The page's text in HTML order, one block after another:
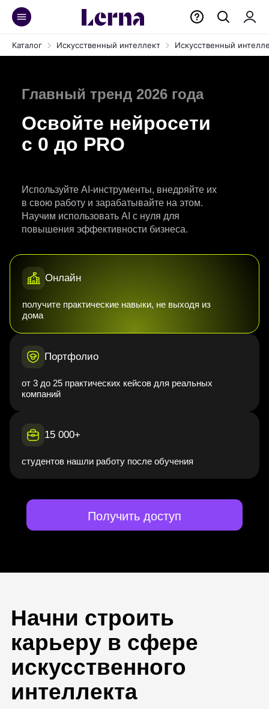
Каталог Искусственный интеллект Искусственный
Главный тренд 2026 года
Освойте нейросети
с 0 до PRO
Используйте AI-инструменты, внедряйте их
в свою работу и зарабатывайте на этом.
Научим использовать AI с нуля для
повышения эффективности бизнеса.
Онлайн
получите практические навыки, не выходя из
дома
Портфолио
от 3 до 25 практических кейсов для реальных
компаний
15 000+
студентов нашли работу после обучения
Получить доступ
Начни строить
Стань одним из первых в самой
трендовой профессии